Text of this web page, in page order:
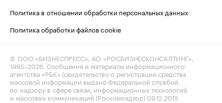
Политика в отношении обработки персональных данных
Политика обработки файлов cookie
© ООО «БИЗНЕСПРЕСС», АО «РОСБИЗНЕСКОНСАЛТИНГ»,
1995–2026 . Сообщения и материалы информационного
агентства «РБК» (свидетельство о регистрации средства
массовой информации выдано Федеральной службой
по надзору в сфере связи, информационных технологий
и массовых коммуникаций (Роскомнадзор) 09.12.2015